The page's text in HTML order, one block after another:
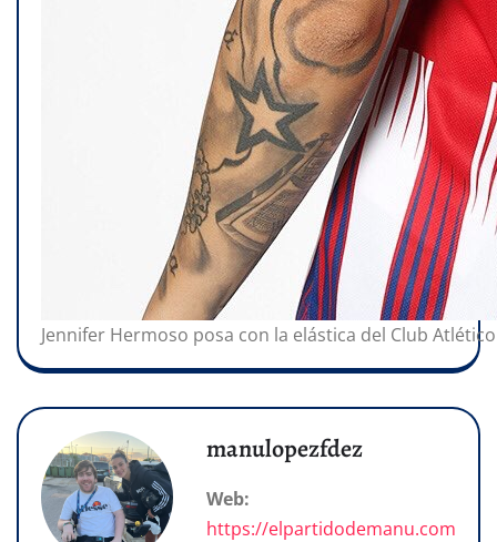
Jennifer Hermoso posa con la elástica del Club
manulopezfdez
Web:
https://elpartidodemanu.com